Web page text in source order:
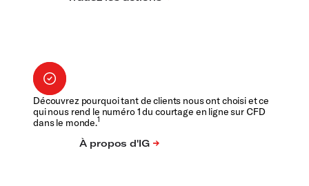
Découvrez pourquoi tant de clients nous ont choisi et ce
qui nous rend le numéro 1 du courtage en ligne sur CFD
dans le monde.1